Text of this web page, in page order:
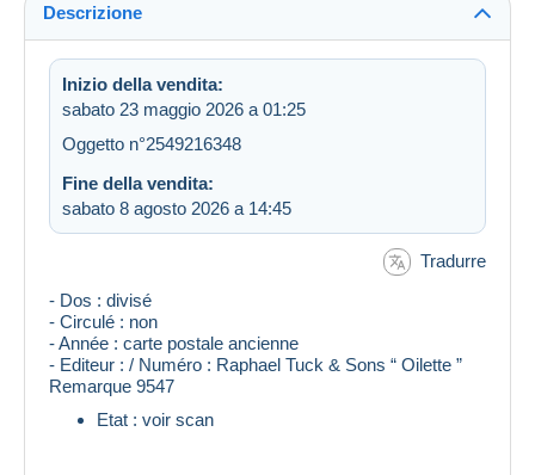
Descrizione
Inizio della vendita:
sabato 23 maggio 2026 a 01:25
Oggetto n°2549216348
Fine della vendita:
sabato 8 agosto 2026 a 14:45
Tradurre
- Dos : divisé
- Circulé : non
- Année : carte postale ancienne
- Editeur : / Numéro : Raphael Tuck & Sons “ Oilette ”
Remarque 9547
Etat : voir scan